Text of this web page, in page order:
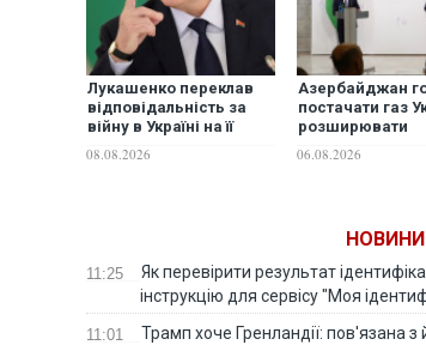
Лукашенко переклав
відповідальність за
війну в Україні на її
08.08.2026
Азербайджан
постачати газ
розширювати
енергетиці, -
06.08.2026
НОВИНИ
11:25
Як перевірити результат
інструкцію для сервісу "Моя
11:01
Трамп хоче Гренландії: пов'язана